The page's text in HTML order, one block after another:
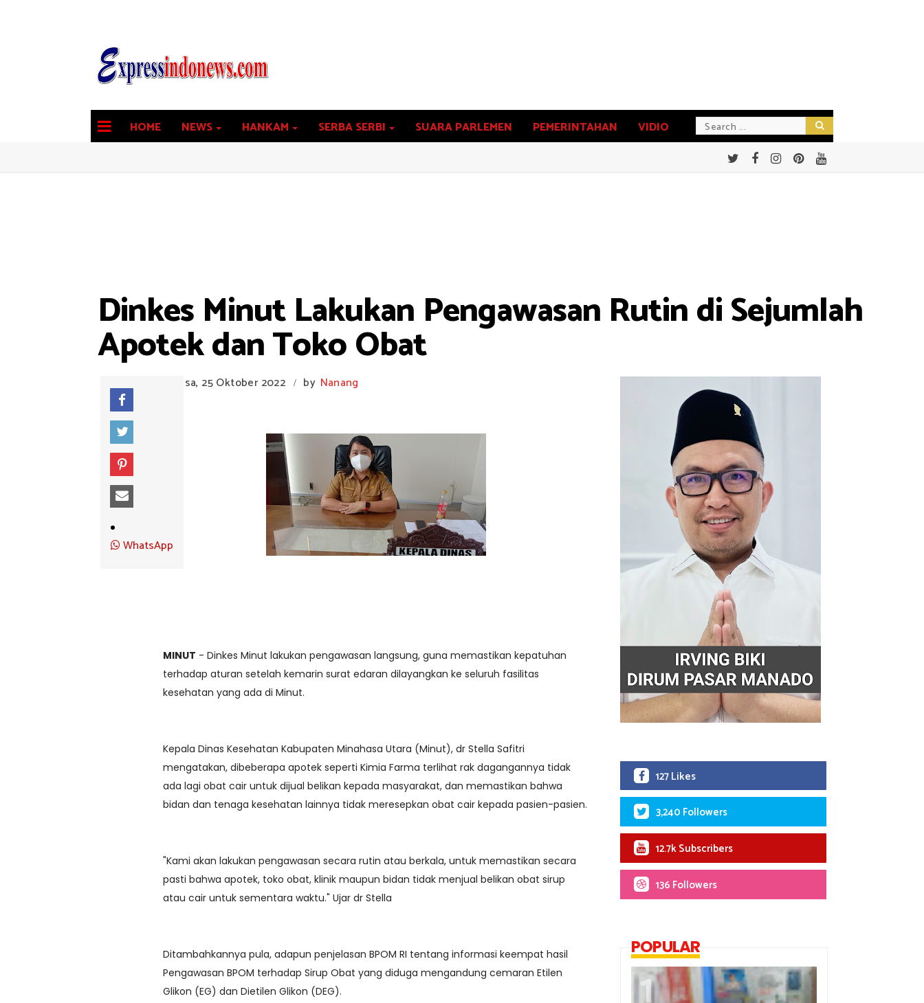
HOME NEWS HANKAM SERBA SERBI SUARA PARLEMEN PEMERINTAHAN VIDIO
Dinkes Minut Lakukan Pengawasan Rutin di Sejumlah
Apotek dan Toko Obat
Selasa, 25 Oktober 2022 / by Nanang
WhatsApp
MINUT - Dinkes Minut lakukan pengawasan langsung, guna memastikan kepatuhan
terhadap aturan setelah kemarin surat edaran dilayangkan ke seluruh fasilitas
kesehatan yang ada di Minut.
Kepala Dinas Kesehatan Kabupaten Minahasa Utara (Minut), dr Stella Safitri
mengatakan, dibeberapa apotek seperti Kimia Farma terlihat rak dagangannya tidak
ada lagi obat cair untuk dijual belikan kepada masyarakat, dan memastikan bahwa
bidan dan tenaga kesehatan lainnya tidak meresepkan obat cair kepada pasien-pasien.
"Kami akan lakukan pengawasan secara rutin atau berkala, untuk memastikan secara
pasti bahwa apotek, toko obat, klinik maupun bidan tidak menjual belikan obat sirup
atau cair untuk sementara waktu." Ujar dr Stella
Ditambahkannya pula, adapun penjelasan BPOM RI tentang informasi keempat hasil
Pengawasan BPOM terhadap Sirup Obat yang diduga mengandung cemaran Etilen
Glikon (EG) dan Dietilen Glikon (DEG).
127 Likes
3,240 Followers
12.7k Subscribers
136 Followers
POPULAR